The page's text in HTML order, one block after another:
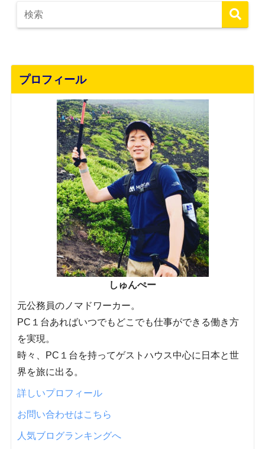
プロフィール
しゅんぺー
元公務員のノマドワーカー。
PC１台あればいつでもどこでも仕事ができる働き方
を実現。
時々、PC１台を持ってゲストハウス中心に日本と世
界を旅に出る。
詳しいプロフィール
お問い合わせはこちら
人気ブログランキングへ